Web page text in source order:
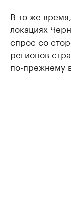
В то же
локациях
спрос со
регионов
по-прежнему